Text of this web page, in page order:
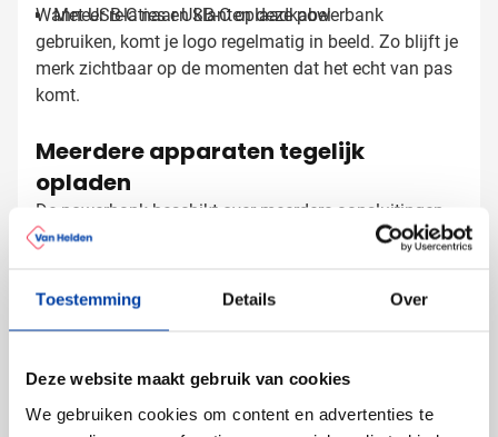
Toestemming Details Over
Deze website maakt gebruik van cookies
We gebruiken cookies om content en advertenties te
Met USB-C naar USB-C oplaadkabel
Wanneer relaties en klanten deze powerbank
gebruiken, komt je logo regelmatig in beeld. Zo blijft je
merk zichtbaar op de momenten dat het echt van pas
komt.
Meerdere apparaten tegelijk
opladen
De powerbank beschikt over meerdere aansluitingen,
waardoor je verschillende apparaten kunt opladen.
smartphones, tablets en andere apparaten snel en
apparaten. De meegeleverde oplaadkabel van
klaar voor gebruik.
Powerbank bedrukken met logo
powerbank met aandacht voor detail. Je hebt